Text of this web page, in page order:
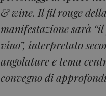
& wine. Il fil rouge della
manifestazione sarà
vino”, interpretato
angolature e tema
convegno di